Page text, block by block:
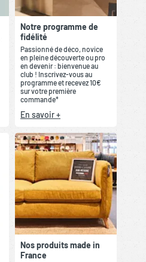
Notre programme de
fidélité
Passionné de déco, novice
en pleine découverte ou pro
en devenir : bienvenue au
club ! Inscrivez-vous au
programme et recevez 10€
sur votre première
commande*
En savoir +
Nos produits made in
France